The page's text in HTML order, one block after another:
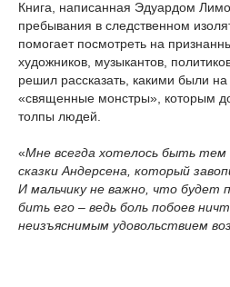
Книга, написанная Эдуардом
пребывания в следственном
помогает посмотреть на
художников, музыкантов,
решил рассказать, какими были
«священные монстры», которым
толпы людей.
«Мне всегда хотелось быть
сказки Андерсена, который
И мальчику не важно, что будет
бить его – ведь боль побоев
неизъяснимым удовольствием